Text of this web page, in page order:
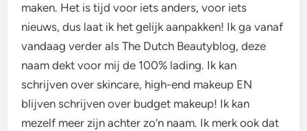
maken. Het is tijd voor iets anders, voor iets
nieuws, dus laat ik het gelijk aanpakken! Ik ga vanaf
vandaag verder als The Dutch Beautyblog, deze
naam dekt voor mij de 100% lading. Ik kan
schrijven over skincare, high-end makeup EN
blijven schrijven over budget makeup! Ik kan
mezelf meer zijn achter zo’n naam. Ik merk ook dat